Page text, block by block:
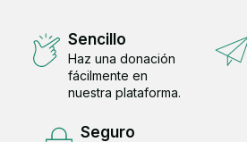
Sencillo
Haz una donación
fácilmente en
nuestra plataforma.
Seguro